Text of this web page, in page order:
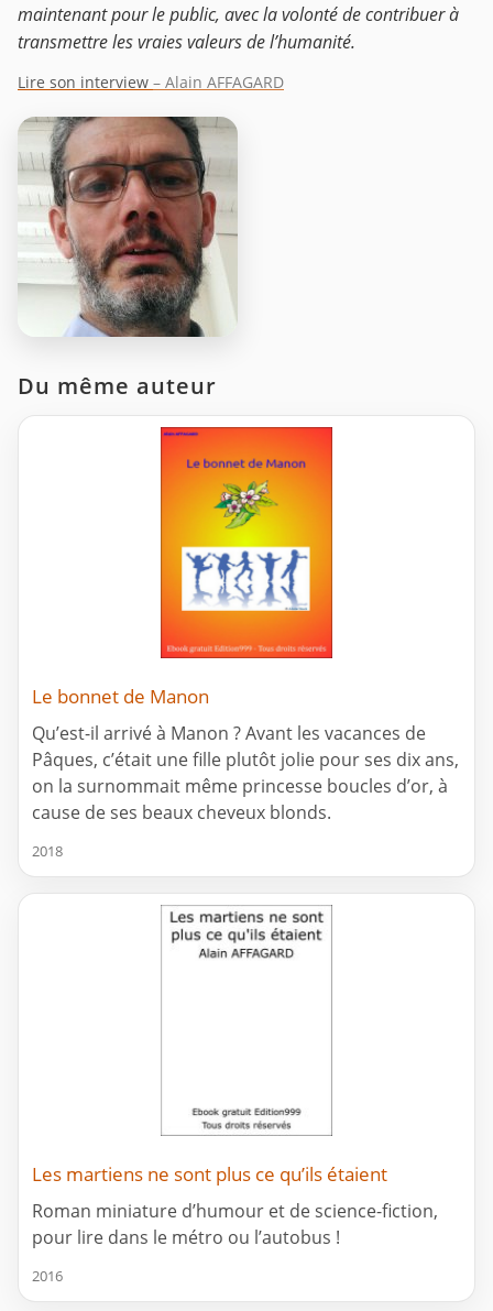
maintenant pour le public, avec la volonté de contribuer à
transmettre les vraies valeurs de l’humanité.
Lire son interview – Alain AFFAGARD
Du même auteur
Le bonnet de Manon
Qu’est-il arrivé à Manon ? Avant les vacances de
Pâques, c’était une fille plutôt jolie pour ses dix ans,
on la surnommait même princesse boucles d’or, à
cause de ses beaux cheveux blonds.
2018
Les martiens ne sont plus ce qu’ils étaient
Roman miniature d’humour et de science-fiction,
pour lire dans le métro ou l’autobus !
2016